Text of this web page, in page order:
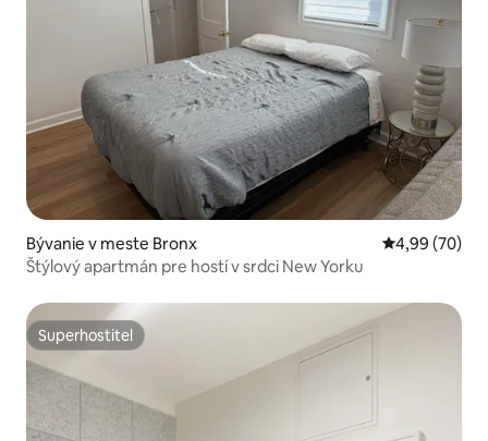
Bývanie v meste Bronx Priemerné
4,99 (70)
Štýlový apartmán pre hostí v srdci New Yorku
Superhostiteľ
Superhostiteľ